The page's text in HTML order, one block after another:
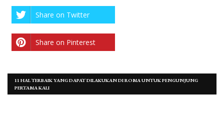
Share on Twitter
Share on Pinterest
11 HAL TERBAIK YANG DAPAT DILAKUKAN DI ROMA UNTUK PENGUNJUNG
PERTAMA KALI